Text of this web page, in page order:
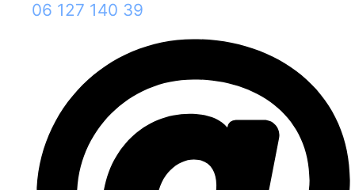
06 127 140 39